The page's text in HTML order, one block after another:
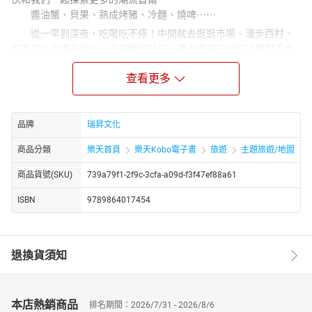
醬油蟹、貝果、熟成烤豬、冷麵、燒啤⋯⋯
從一早到深夜，吃喝吃不停！中間就去逛逛市場、漫步西村、
發現入口的超隱密的酒吧，請做好在首爾旅遊絕對會睡不飽的心理
【24H路線★★★★★】
08:00 一定要開門前就抵達才能輕鬆享用熱騰騰的超人氣貝果！
10:00 廣藏市場的全新享受攻略！除了必吃小吃還有年輕人必訪
的咖啡廳～
～
15:00 逛逛韓國家居用品＆廚房雜貨，讓家裡變得更可愛♡
18:00 辛奇義大利麵與葡萄酒的絕妙搭配迸出新滋味！
啤酒？
22:00 深夜繼續shopping不是問題！
大都會首爾除了許多新鮮又熱鬧的景點外，更興起了老屋新生
查看更多
品牌 瑞昇文化
商品分類 樂天首頁 樂天Kobo電子書 旅遊 主題旅遊/地圖
商品貨號(SKU) 739a79f1-2f9c-3cfa-a09d-f3f47ef88a61
ISBN 9789864017454
退換貨須知
本店熱銷商品 排名期間：2026/7/31 - 2026/8/6